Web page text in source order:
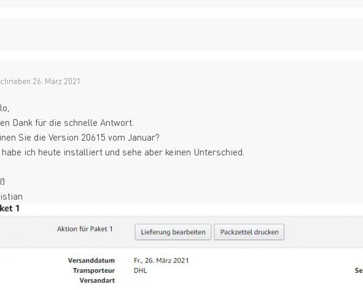
26. März 2021
Dank für die schnelle Antwort.
Sie die Version 20615 vom Januar?
habe ich heute installiert und sehe aber keinen Unterschied.